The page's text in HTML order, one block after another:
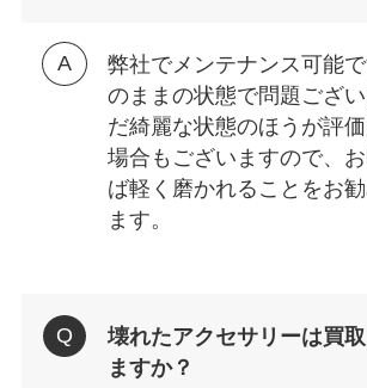
弊社でメンテナンス可能
のままの状態で問題ござ
だ綺麗な状態のほうが評
場合もございますので、
ば軽く磨かれることをお
ます。
壊れたアクセサリーは買
ますか？